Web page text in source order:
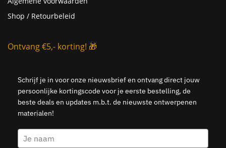
Shop / Retourbeleid
Ontvang €5,- korting! 🎁
Schrijf je in voor onze nieuwsbrief en ontvang direct jouw
persoonlijke kortingscode voor je eerste bestelling, de
beste deals en updates m.b.t. de nieuwste ontwerpenen
materialen!